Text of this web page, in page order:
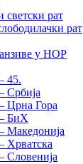
светски рат
рат
у НОР
45.
Србија
Црна Гора
БиХ
Македонија
Хрватска
Словенија